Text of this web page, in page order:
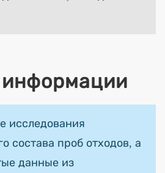
исследования
состава проб отходов, а
данные из